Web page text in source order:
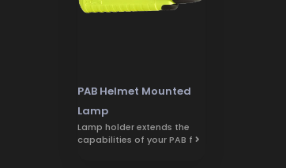
PAB Helmet Mounted
Lamp
Lamp holder extends the
capabilities of your PAB f